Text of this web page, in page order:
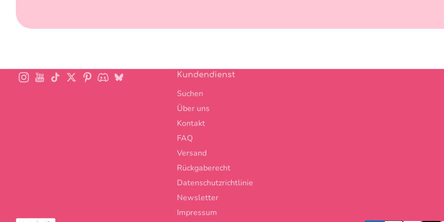
Instagram
YouTube
TikTokTwitterPinterest
DiscordBlueSky Kundendienst
Suchen
Über uns
Kontakt
FAQ
Versand
Rückgaberecht
Datenschutzrichtlinie
Newsletter
Impressum